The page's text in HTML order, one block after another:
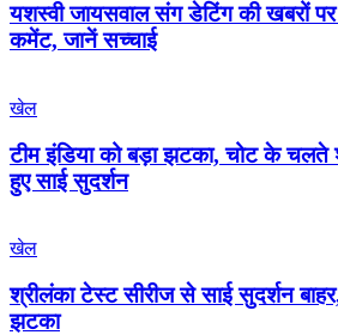
यशस्वी जायसवाल संग डेटिंग की खबरों
कमेंट, जानें सच्चाई
खेल
टीम इंडिया को बड़ा झटका, चोट के चलते
हुए साई सुदर्शन
खेल
श्रीलंका टेस्ट सीरीज से साई सुदर्शन
झटका